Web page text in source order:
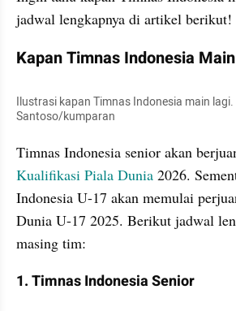
jadwal lengkapnya di artikel berikut!
Kapan Timnas Indonesia
Ilustrasi kapan Timnas Indonesia main
Santoso/kumparan
Kualifikasi Piala Dunia 2026.
Indonesia U-17 akan memulai
Dunia U-17 2025. Berikut jadwal
masing tim:
1. Timnas Indonesia Senior